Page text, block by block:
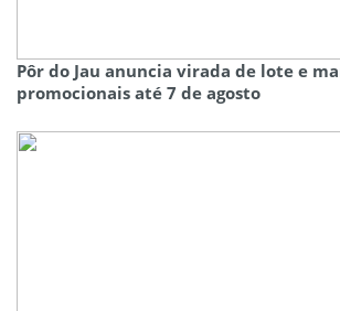
Pôr do Jau anuncia virada de lote e
promocionais até 7 de agosto